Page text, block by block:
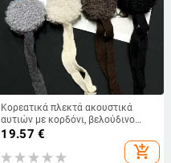
Κορεατικά πλεκτά ακουστικά
αυτιών με κορδόνι, βελούδινο
ύφασμα για τον χειμώνα, unisex
ενήλικες, αναδιπλούμενα και
ανθεκτικά στο κρύο
19.57 €
add_shopping_cart